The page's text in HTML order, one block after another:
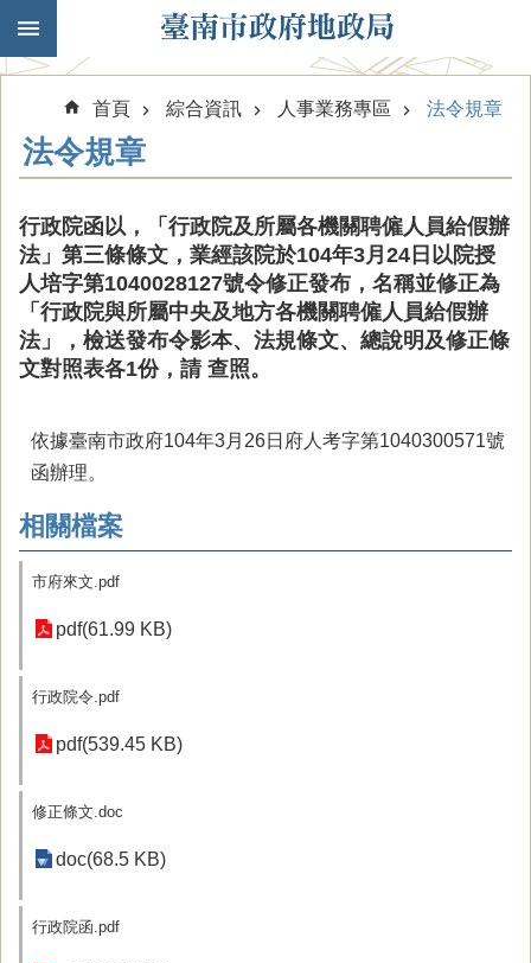
跳到主要內容區塊
首頁 綜合資訊 人事業務專區 法令規章
法令規章
行政院函以，「行政院及所屬各機關聘僱人員給假辦
法」第三條條文，業經該院於104年3月24日以院授
人培字第1040028127號令修正發布，名稱並修正為
「行政院與所屬中央及地方各機關聘僱人員給假辦
法」，檢送發布令影本、法規條文、總說明及修正條
文對照表各1份，請 查照。
依據臺南市政府104年3月26日府人考字第1040300571號
函辦理。
相關檔案
市府來文.pdf
pdf(61.99 KB)
行政院令.pdf
pdf(539.45 KB)
修正條文.doc
doc(68.5 KB)
行政院函.pdf